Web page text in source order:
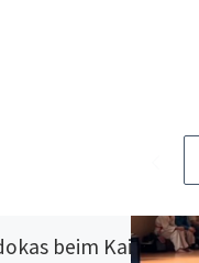
beim Kaiser-